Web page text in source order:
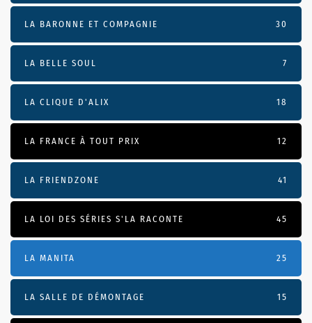
LA BARONNE ET COMPAGNIE 30
LA BELLE SOUL 7
LA CLIQUE D'ALIX 18
LA FRANCE À TOUT PRIX 12
LA FRIENDZONE 41
LA LOI DES SÉRIES S'LA RACONTE 45
LA MANITA 25
LA SALLE DE DÉMONTAGE 15